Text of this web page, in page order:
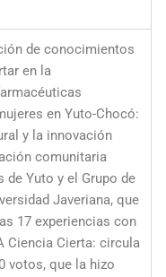
de conocimientos
en la
en Yuto-Chocó:
y la innovación
comunitaria
Yuto y el Grupo de
Javeriana, que
17 experiencias con
Ciencia Cierta: circula
votos, que la hizo